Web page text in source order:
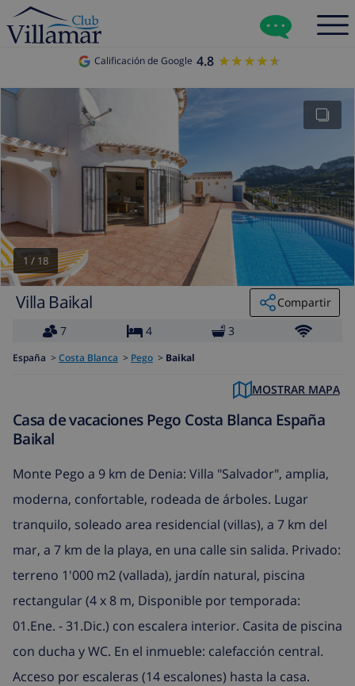
Calificación de Google 4.8 ★★★★★
★★★★★
1/18
Villa Baikal
Compartir
7
4 3
España > Costa Blanca > Pego > Baikal
MOSTRAR MAPA
Casa de vacaciones Pego Costa Blanca España
Baikal
Monte Pego a 9 km de Denia: Villa "Salvador", amplia,
moderna, confortable, rodeada de árboles. Lugar
tranquilo, soleado area residencial (villas), a 7 km del
mar, a 7 km de la playa, en una calle sin salida. Privado:
terreno 1'000 m2 (vallada), jardín natural, piscina
rectangular (4 x 8 m, Disponible por temporada:
01.Ene. - 31.Dic.) con escalera interior. Casita de piscina
con ducha y WC. En el inmueble: calefacción central.
Acceso por escaleras (14 escalones) hasta la casa.